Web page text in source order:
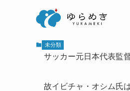
未分類
サッカー元日本代表監
故イビチャ・オシム氏は